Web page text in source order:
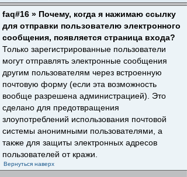
faq#16 » Почему, когда я нажимаю ссылку
для отправки пользователю электронного
сообщения, появляется страница входа?
Только зарегистрированные пользователи
могут отправлять электронные сообщения
другим пользователям через встроенную
почтовую форму (если эта возможность
вообще разрешена администрацией). Это
сделано для предотвращения
злоупотреблений использования почтовой
системы анонимными пользователями, а
также для защиты электронных адресов
пользователей от кражи.
Вернуться наверх